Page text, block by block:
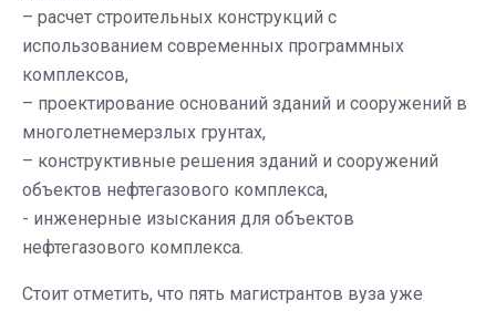
– расчет строительных конструкций с
использованием современных программных
комплексов,
– проектирование оснований зданий и сооружений в
многолетнемерзлых грунтах,
– конструктивные решения зданий и сооружений
объектов нефтегазового комплекса,
- инженерные изыскания для объектов
нефтегазового комплекса.
Стоит отметить, что пять магистрантов вуза уже